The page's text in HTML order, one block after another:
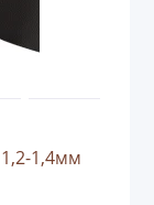
1,4мм